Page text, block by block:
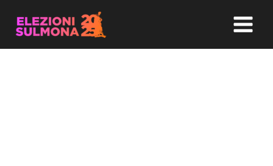
contenuto
MENU